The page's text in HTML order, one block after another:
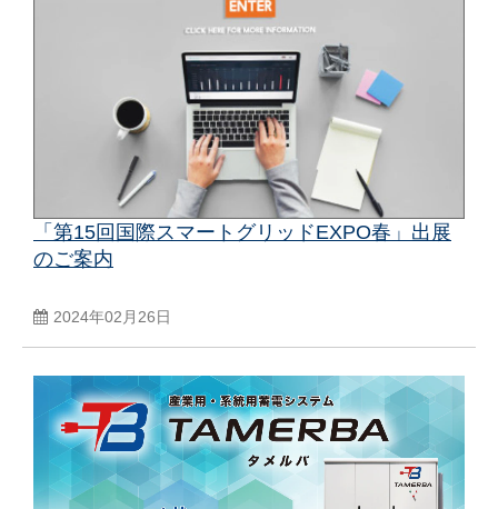
「第15回国際スマートグリッドEXPO春」出展
のご案内
2024年02月26日